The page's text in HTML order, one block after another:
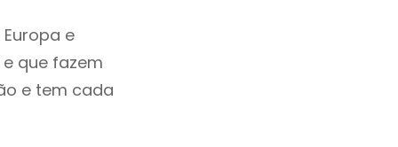
e
que fazem
e tem cada